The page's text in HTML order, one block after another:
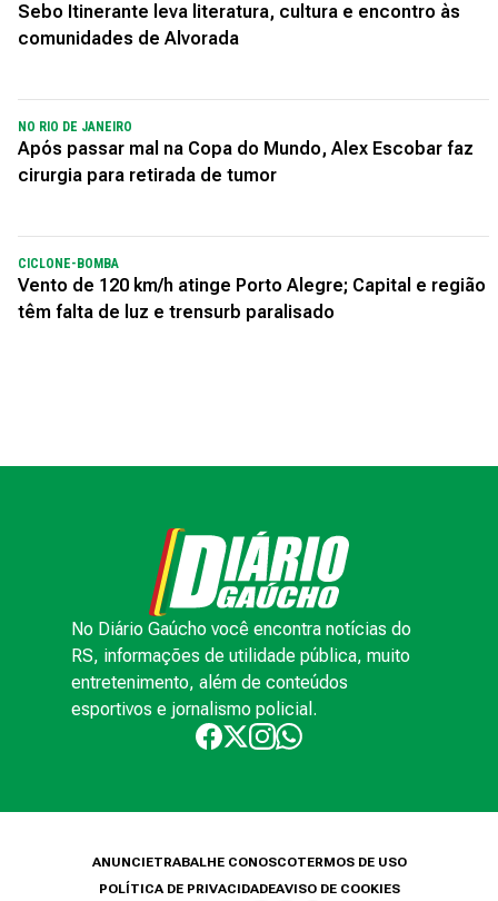
Sebo Itinerante leva literatura, cultura e encontro às
comunidades de Alvorada
NO RIO DE JANEIRO
Após passar mal na Copa do Mundo, Alex Escobar faz
cirurgia para retirada de tumor
CICLONE-BOMBA
Vento de 120 km/h atinge Porto Alegre; Capital e região
têm falta de luz e trensurb paralisado
No Diário Gaúcho você encontra notícias do
RS, informações de utilidade pública, muito
entretenimento, além de conteúdos
esportivos e jornalismo policial.
ANUNCIETRABALHE CONOSCOTERMOS DE USO
POLÍTICA DE PRIVACIDADEAVISO DE COOKIES